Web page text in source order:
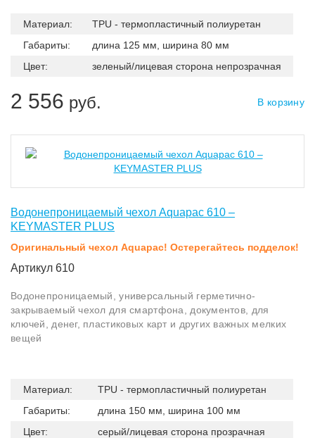
Материал:
TPU - термопластичный полиуретан
Габариты:
длина 125 мм, ширина 80 мм
Цвет:
зеленый/лицевая сторона непрозрачная
2 556 руб. В корзину
Водонепроницаемый чехол Aquapac 610 –
KEYMASTER PLUS
Оригинальный чехол Aquapac! Остерегайтесь подделок!
Артикул 610
Водонепроницаемый, универсальный герметично-
закрываемый чехол для смартфона, документов, для
ключей, денег, пластиковых карт и других важных мелких
вещей
Материал:
TPU - термопластичный полиуретан
Габариты:
длина 150 мм, ширина 100 мм
Цвет:
серый/лицевая сторона прозрачная